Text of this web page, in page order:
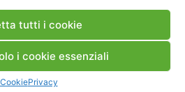
tutti i cookie
i cookie essenziali
CookiePrivacy
tecnologia di impianto e per
ha evidenziato, anche in
forte contributo alla SB1 e